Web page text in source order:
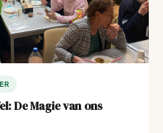
De Magie van ons